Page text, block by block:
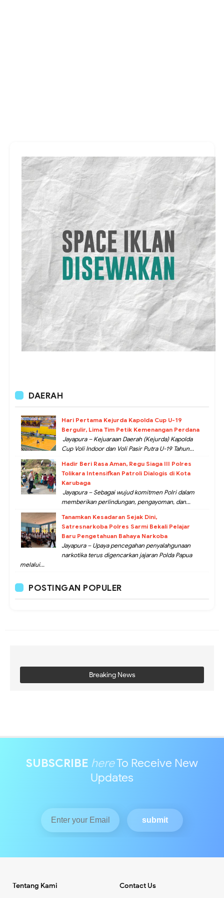
DAERAH
Hari Pertama Kejurda Kapolda Cup U-19
Bergulir, Lima Tim Petik Kemenangan Perdana
Jayapura – Kejuaraan Daerah (Kejurda) Kapolda
Cup Voli Indoor dan Voli Pasir Putra U-19 Tahun...
Hadir Beri Rasa Aman, Regu Siaga III Polres
Tolikara Intensifkan Patroli Dialogis di Kota
Karubaga
Jayapura – Sebagai wujud komitmen Polri dalam
memberikan perlindungan, pengayoman, dan...
Tanamkan Kesadaran Sejak Dini,
Satresnarkoba Polres Sarmi Bekali Pelajar
Baru Pengetahuan Bahaya Narkoba
Jayapura – Upaya pencegahan penyalahgunaan
narkotika terus digencarkan jajaran Polda Papua
melalui...
POSTINGAN POPULER
Breaking News
SUBSCRIBE hereTo Receive New
Updates
Tentang Kami
Contact Us